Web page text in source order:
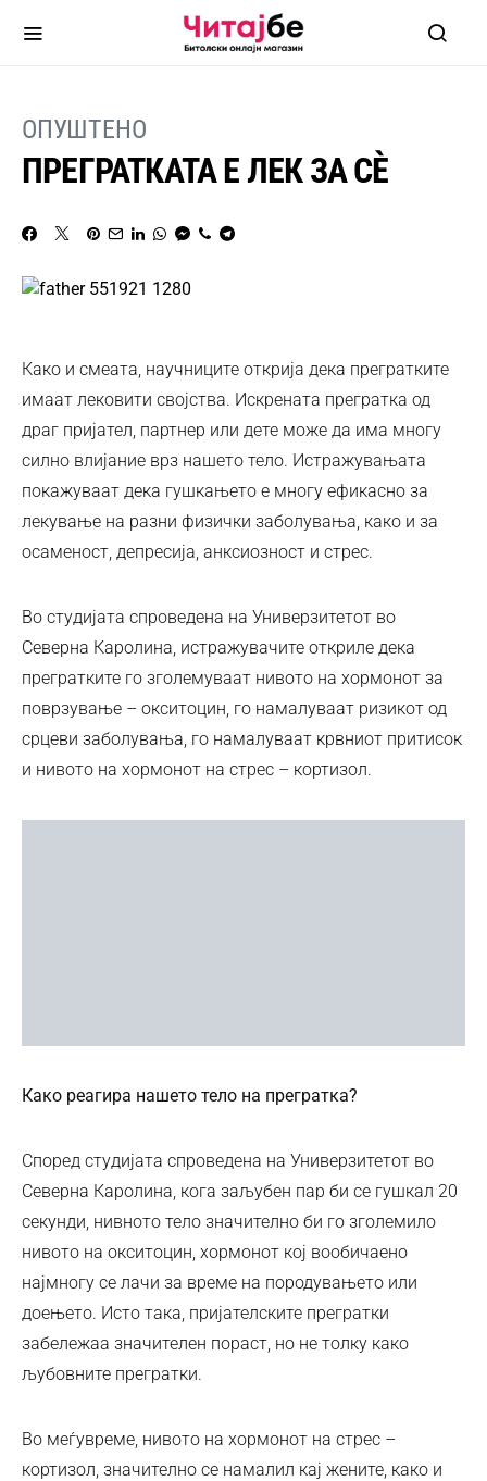
ОПУШТЕНО
ПРЕГРАТКАТА Е ЛЕК ЗА СÈ
Како и смеата, научниците открија дека прегратките
имаат лековити својства. Искрената прегратка од
драг пријател, партнер или дете може да има многу
силно влијание врз нашето тело. Истражувањата
покажуваат дека гушкањето е многу ефикасно за
лекување на разни физички заболувања, како и за
осаменост, депресија, анксиозност и стрес.
Во студијата спроведена на Универзитетот во
Северна Каролина, истражувачите откриле дека
прегратките го зголемуваат нивото на хормонот за
поврзување – окситоцин, го намалуваат ризикот од
срцеви заболувања, го намалуваат крвниот притисок
и нивото на хормонот на стрес – кортизол.
Како реагира нашето тело на прегратка?
Според студијата спроведена на Универзитетот во
Северна Каролина, кога заљубен пар би се гушкал 20
секунди, нивното тело значително би го зголемило
нивото на окситоцин, хормонот кој вообичаено
најмногу се лачи за време на породувањето или
доењето. Исто така, пријателските прегратки
забележаа значителен пораст, но не толку како
љубовните прегратки.
Во меѓувреме, нивото на хормонот на стрес –
кортизол, значително се намалил кај жените, како и